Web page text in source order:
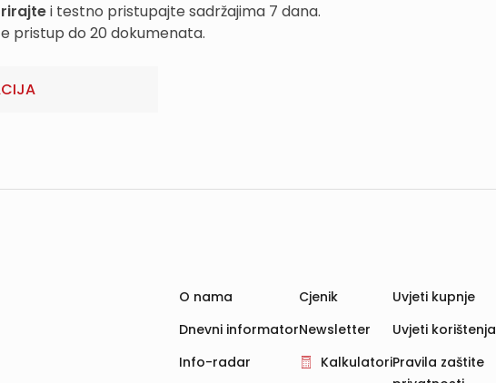
i testno pristupajte sadržajima 7 dana.
pristup do 20 dokumenata.
O nama
Dnevni informator
Info-radar
Cjenik
Newsletter
Kalkulatori
Uvjeti kupnje
Uvjeti korištenja
Pravila zaštite